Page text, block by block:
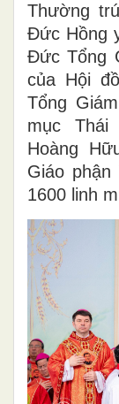
Thường
Đức Hồng
Đức Tổng
của Hội
Tổng
mục
Hoàng
Giáo phận
1600 linh